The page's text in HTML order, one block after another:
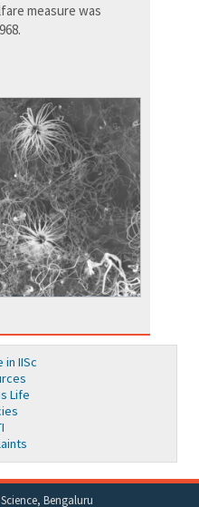
measure was
in IISc
Life
Bengaluru